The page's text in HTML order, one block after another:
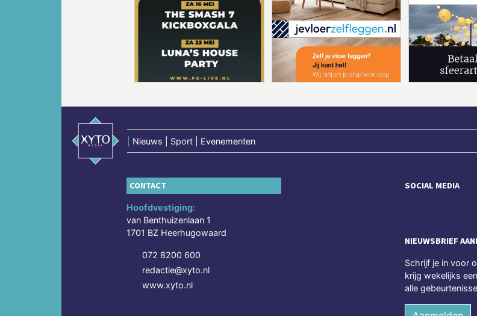
Nieuws | Sport | Evenementen
CONTACT
Hoofdvestiging:
van Benthuizenlaan 1
1701 BZ Heerhugowaard
072 8200 600
redactie@xyto.nl
www.xyto.nl
SOCIAL MEDIA
NIEUWSBRIEF
Schrijf je in voor
krijg wekelijks
alle